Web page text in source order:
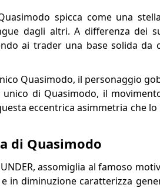
spicca come una
dagli altri. A differenza dei
ai trader una base solida da
Quasimodo, il personaggio
di Quasimodo, il
eccentrica asimmetria che
di Quasimodo
assomiglia al famoso
in diminuzione caratterizza